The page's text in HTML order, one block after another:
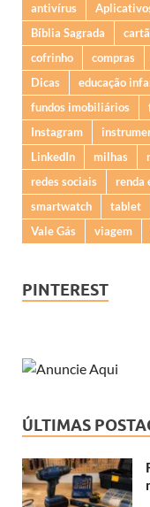
antivírus
Bíblia Sagrada
cofrinho
compras
Dicas
educação
fundos imobiliários
Instagram
LinkedIn
milhas
redes sociais
renda
smartwatch
tablet
Vale Gás
viagem
PINTEREST
ÚLTIMAS